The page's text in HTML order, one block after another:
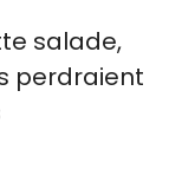
salade,
perdraient